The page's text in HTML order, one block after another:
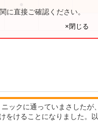
に直接ご確認ください。
×閉じる
ックに通っていまさしたが、
をけることになりました。以